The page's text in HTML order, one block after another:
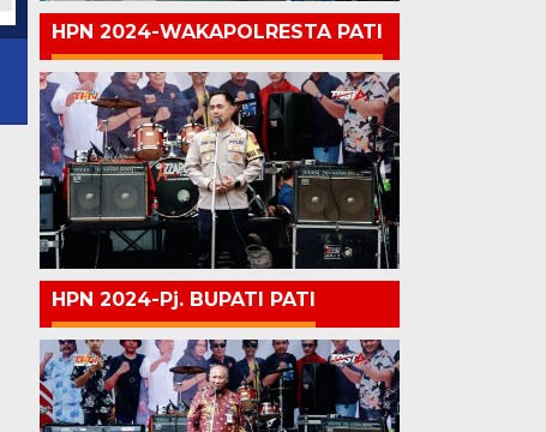
HPN 2024-WAKAPOLRESTA PATI
HPN 2024-Pj. BUPATI PATI